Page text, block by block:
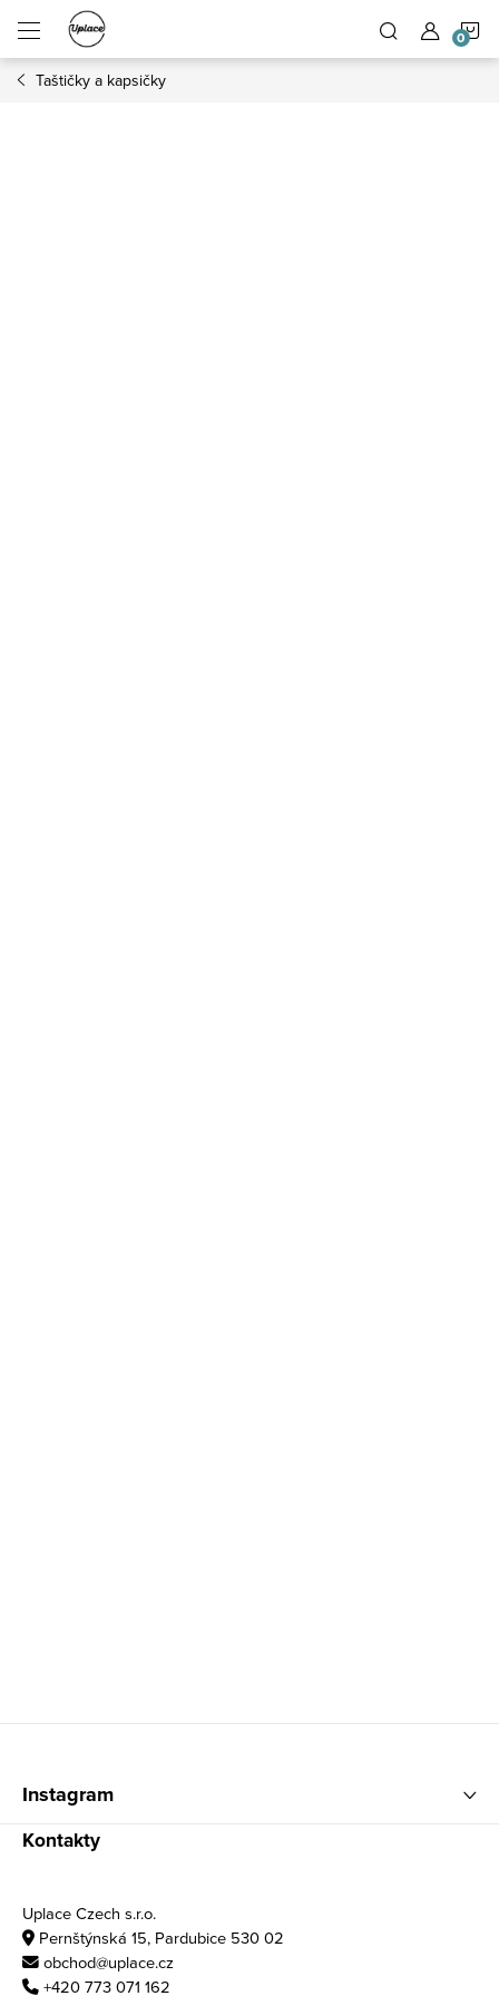
Přejít na obsah
Taštičky a kapsičky
Instagram
Kontakty
Uplace Czech s.r.o.
Pernštýnská 15, Pardubice 530 02
obchod@uplace.cz
+420 773 071 162